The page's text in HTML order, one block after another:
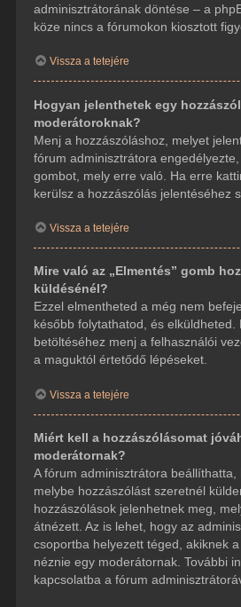
adminisztrátorának döntése – a
köze nincs a fórumokon kiosztott
Vissza a tetejére
Hogyan jelenthetek egy
moderátoroknak?
Menj a hozzászóláshoz, melyet
fórum adminisztrátora
gombot, mely erre való. Ha erre
kerülsz a hozzászólás jelentéséhez
Vissza a tetejére
Mire való az „Elmentés” gomb
küldésénél?
Ezzel elmentheted a még nem
később folytathatod, és elküldheted.
betöltéséhez menj a felhasználói
a maguktól értetődő lépéseket.
Vissza a tetejére
Miért kell a hozzászólásomat
moderátornak?
A fórum adminisztrátora beállíthatta,
melybe hozzászólást szeretnél
hozzászólások jelenhetnek meg,
átnézett. Az is lehet, hogy az
csoportba helyezett téged, akiknek
néznie egy moderátornak. További
kapcsolatba a fórum